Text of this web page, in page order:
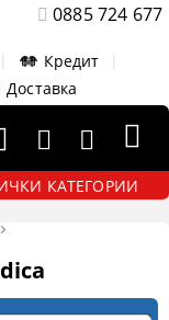
0885 724 677
Кредит
Доставка
КАТЕГОРИИ